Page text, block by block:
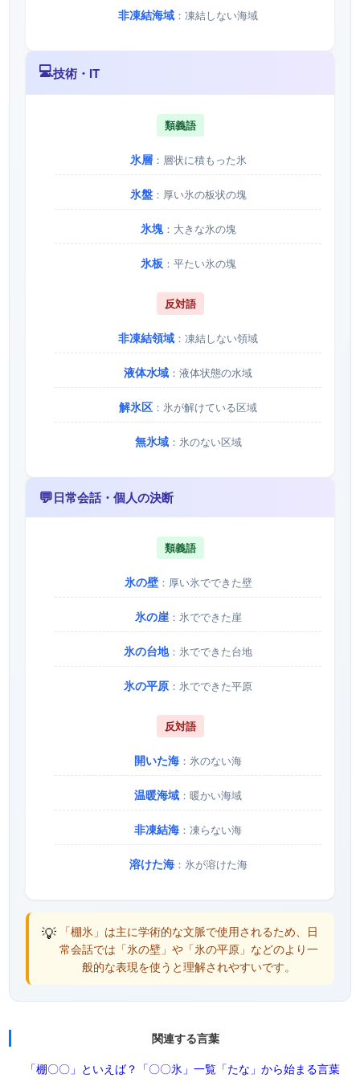
非凍結海域 ：凍結しない海域
💻技術・IT
類義語
氷層：層状に積もった氷
氷盤：厚い氷の板状の塊
氷塊：大きな氷の塊
氷板：平たい氷の塊
反対語
非凍結領域 ：凍結しない領域
液体水域 ：液体状態の水域
解氷区 ：氷が解けている区域
無氷域：氷のない区域
💬日常会話・個人の決断
類義語
氷の壁：厚い氷でできた壁
氷の崖：氷でできた崖
氷の台地：氷でできた台地
氷の平原 ：氷でできた平原
反対語
開いた海 ：氷のない海
温暖海域 ：暖かい海域
非凍結海 ：凍らない海
溶けた海：氷が溶けた海
💡 「棚氷」は主に学術的な文脈で使用されるため、日
常会話では「氷の壁」や「氷の平原」などのより一
般的な表現を使うと理解されやすいです。
関連する言葉
「棚〇〇」といえば？ 「〇〇氷」一覧 「たな」から始まる言葉